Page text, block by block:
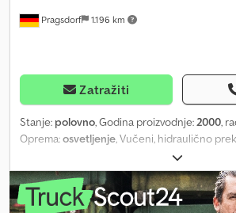
Pragsdorf 1.196 km
Zatražiti
Stanje: polovno, Godina proizvodnje:2000,
Oprema:osvetljenje, Vučeni, hidraulično
kamenja, potporna noga / točak,
preklopiva, vučna kuka, dvovodna kočnica,
drljača, valjak sa gumenim prstenovima,
kupca Dcsdpfjzdhafex Abksk